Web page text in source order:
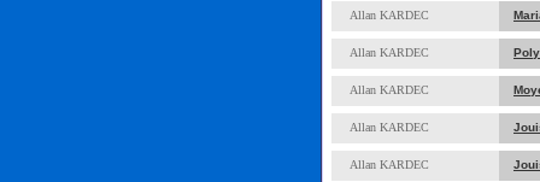
Allan KARDEC
Allan KARDEC
Allan KARDEC
Allan KARDEC
Allan KARDEC